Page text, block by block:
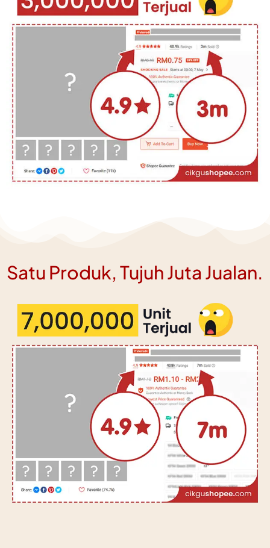
Satu Produk, Tujuh Juta Jualan.